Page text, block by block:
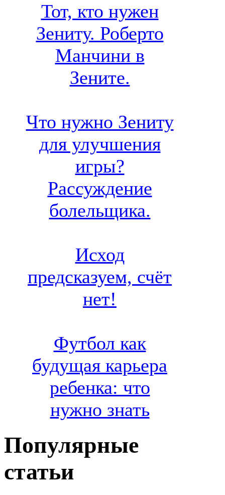
Тот, кто нужен
Зениту. Роберто
Манчини в
Зените.
Что нужно Зениту
для улучшения
игры?
Рассуждение
болельщика.
Исход
предсказуем, счёт
нет!
Футбол как
будущая карьера
ребенка: что
нужно знать
Популярные
статьи